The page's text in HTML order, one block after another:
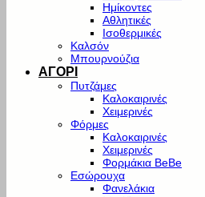
Ημίκοντες
Αθλητικές
Ισοθερμικές
Καλσόν
Μπουρνούζια
ΑΓΟΡΙ
Πυτζάμες
Καλοκαιρινές
Χειμερινές
Φόρμες
Καλοκαιρινές
Χειμερινές
Φορμάκια BeBe
Εσώρουχα
Φανελάκια